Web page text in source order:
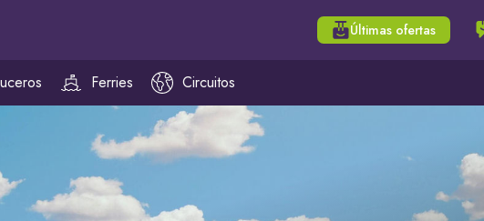
Últimas ofertas
Ferries Circuitos